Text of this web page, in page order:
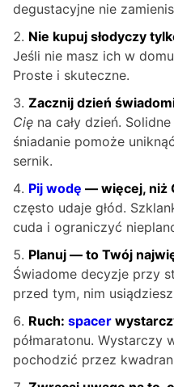
degustacyjne nie
Nie kupuj słodyczy
Jeśli nie masz ich w
Proste i skuteczne.
Zacznij dzień
Cię na cały dzień.
śniadanie pomoże
sernik.
Pij wodę — więcej, niż
często udaje głód.
cuda i ograniczyć
Planuj — to Twój
Świadome decyzje przy
przed tym, nim
Ruch: spacer
półmaratonu. Wystarczy
pochodzić przez